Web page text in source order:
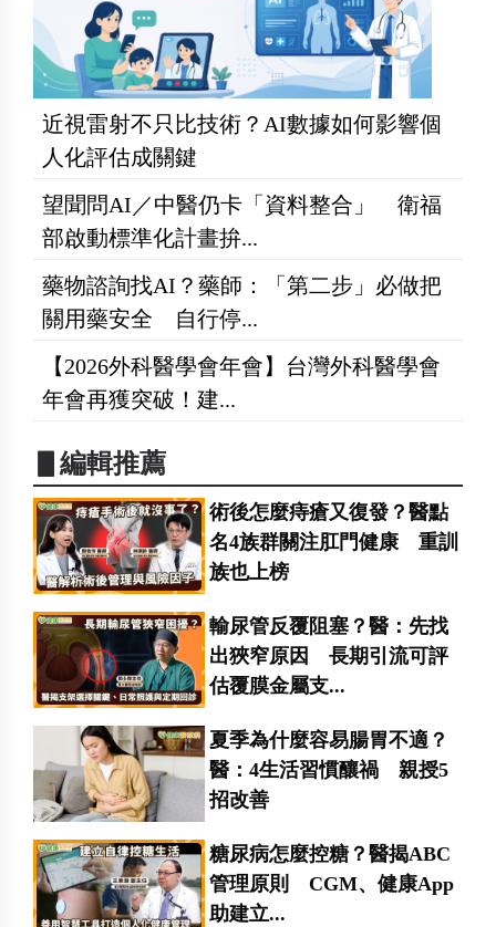
近視雷射不只比技術？AI數據如何影響個
人化評估成關鍵
望聞問AI／中醫仍卡「資料整合」 衛福
部啟動標準化計畫拚...
藥物諮詢找AI？藥師：「第二步」必做把
關用藥安全 自行停...
【2026外科醫學會年會】台灣外科醫學會
年會再獲突破！建...
▋編輯推薦
術後怎麼痔瘡又復發？醫點
名4族群關注肛門健康 重訓
族也上榜
輸尿管反覆阻塞？醫：先找
出狹窄原因 長期引流可評
估覆膜金屬支...
夏季為什麼容易腸胃不適？
醫：4生活習慣釀禍 親授5
招改善
糖尿病怎麼控糖？醫揭ABC
管理原則 CGM、健康App
助建立...